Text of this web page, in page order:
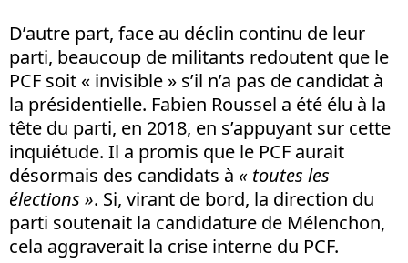
D’autre part, face au déclin continu de leur
parti, beaucoup de militants redoutent que le
PCF soit « invisible » s’il n’a pas de candidat à
la présidentielle. Fabien Roussel a été élu à la
tête du parti, en 2018, en s’appuyant sur cette
inquiétude. Il a promis que le PCF aurait
désormais des candidats à « toutes les
élections ». Si, virant de bord, la direction du
parti soutenait la candidature de Mélenchon,
cela aggraverait la crise interne du PCF.